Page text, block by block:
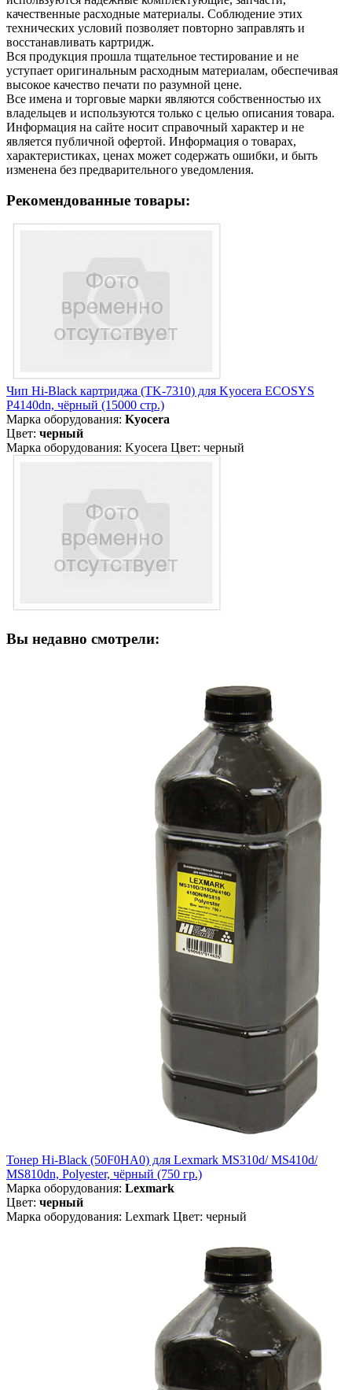
качественные расходные материалы. Соблюдение этих
технических условий позволяет повторно заправлять и
восстанавливать картридж.
Вся продукция прошла тщательное тестирование и не
уступает оригинальным расходным материалам, обеспечивая
высокое качество печати по разумной цене.
Все имена и торговые марки являются собственностью их
владельцев и используются только с целью описания товара.
Информация на сайте носит справочный характер и не
является публичной офертой. Информация о товарах,
характеристиках, ценах может содержать ошибки, и быть
изменена без предварительного уведомления.
Рекомендованные товары:
Чип Hi-Black картриджа (TK-7310) для Kyocera ECOSYS
P4140dn, чёрный (15000 стр.)
Марка оборудования: Kyocera
Цвет: черный
Марка оборудования: Kyocera Цвет: черный
Вы недавно смотрели:
Тонер Hi-Black (50F0HA0) для Lexmark MS310d/ MS410d/
MS810dn, Polyester, чёрный (750 гр.)
Марка оборудования: Lexmark
Цвет: черный
Марка оборудования: Lexmark Цвет: черный